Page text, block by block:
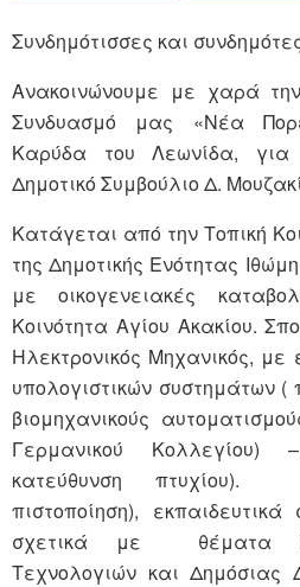
Συνδημότισσες και
Ανακοινώνουμε με χαρά
Συνδυασμό μας «Νέα
Καρύδα του Λεωνίδα,
Δημοτικό Συμβούλιο Δ.
Κατάγεται από την Τοπική
της Δημοτικής Ενότητας
με οικογενειακές
Κοινότητα Αγίου Ακακίου.
Ηλεκτρονικός Μηχανικός, με
υπολογιστικών συστημάτων (
βιομηχανικούς
Γερμανικού Κολλεγίου)
κατεύθυνση πτυχίου).
πιστοποίηση),
σχετικά με θέματα
Τεχνολογιών και Δημόσιας